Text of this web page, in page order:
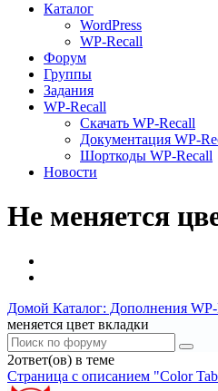
Каталог
WordPress
WP-Recall
Форум
Группы
Задания
WP-Recall
Скачать WP-Recall
Документация WP-
Шорткоды WP-Recall
Новости
Не меняется
Домой Каталог: Дополнения
меняется цвет вкладки
2ответ(ов) в теме
Страница c описанием "Color